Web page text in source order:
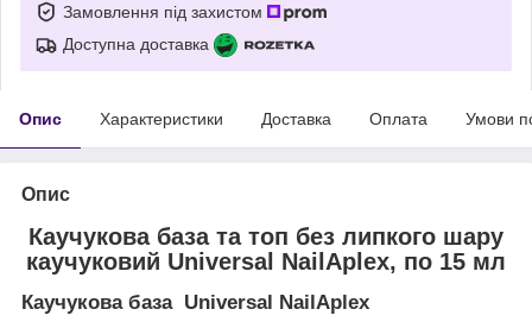
Замовлення під захистом
Доступна доставка
Опис Характеристики Доставка Оплата Умови
Опис
Каучукова база та топ без липкого шару
каучуковий Universal NailAplex, по 15 мл
Каучукова база Universal NailAplex